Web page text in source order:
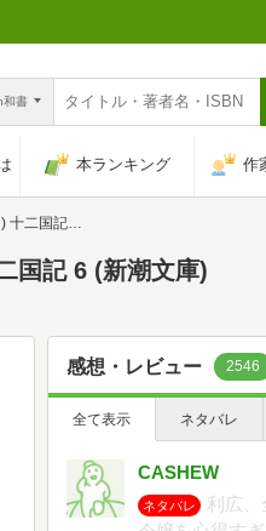
和書
本ランキング 作
6 (新潮文庫)
国記 6 (新潮文庫)
感想・レビュー 2546
全て表示 ネタバレ
CASHEW
ネタバレ
利広